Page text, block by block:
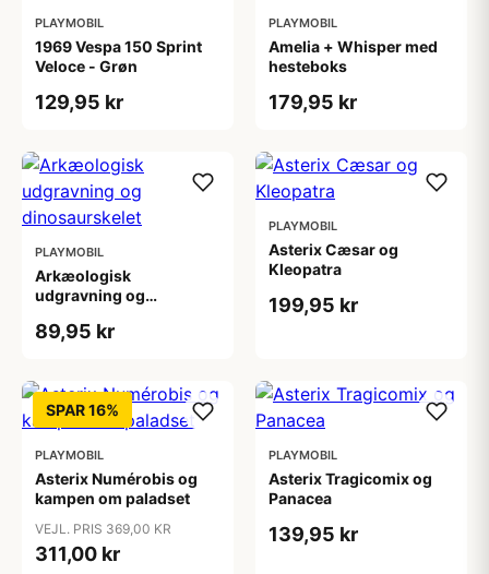
PLAYMOBIL
1969 Vespa 150 Sprint
Veloce - Grøn
129,95 kr
PLAYMOBIL
Amelia + Whisper med
hesteboks
179,95 kr
PLAYMOBIL
Arkæologisk
udgravning og
89,95 kr
PLAYMOBIL
Asterix Cæsar og
Kleopatra
199,95 kr
SPAR 16%
PLAYMOBIL
Asterix Numérobis og
kampen om paladset
VEJL. PRIS 369,00 KR
311,00 kr
PLAYMOBIL
Asterix Tragicomix og
Panacea
139,95 kr